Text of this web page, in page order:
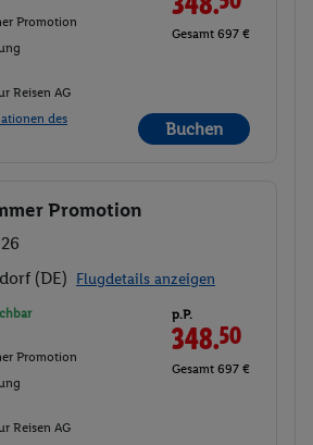
Promotion
Gesamt 697 €
Reisen AG
des
Buchen
Promotion
(DE) Flugdetails anzeigen
Promotion
p.P.
348.50
Gesamt 697 €
Reisen AG